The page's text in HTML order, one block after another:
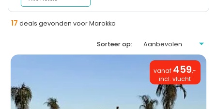
17 deals gevonden voor Marokko
Sorteer op:
vanaf 459,-
incl. vlucht